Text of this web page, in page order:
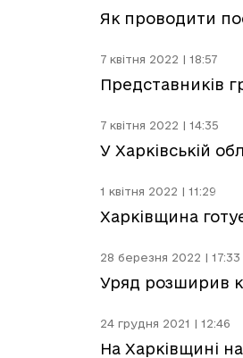
Як проводити
7 квітня 2022 | 18:57
Представників
7 квітня 2022 | 14:35
У Харківській
1 квітня 2022 | 11:29
Харківщина
28 березня 2022 | 17:33
Уряд розширив
24 грудня 2021 | 12:46
На Харківщині